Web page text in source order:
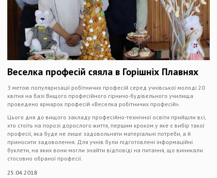
Веселка професій сяяла в Горішніх Плавнях
З метою популяризації робітничих професій серед учнівської молоді 20
квітня на базі Вищого професійного гірничо-будівельного училища
проведено ярмарок професій «Веселка робітничих професій».
Цього дня до вищого закладу професійно-технічної освіти прийшли всі,
хто стоїть на порозі дорослого життя, першим кроком у яке є вибір такої
професії, яка буде не лише задовольняти матеріальні потреби, а й
приносити задоволення. Для учнів були підготовлені інформаційні
буклети, на яких вони могли знайти відповіді на питання, що виникали
стосовно обраної професії.
25.04.2018